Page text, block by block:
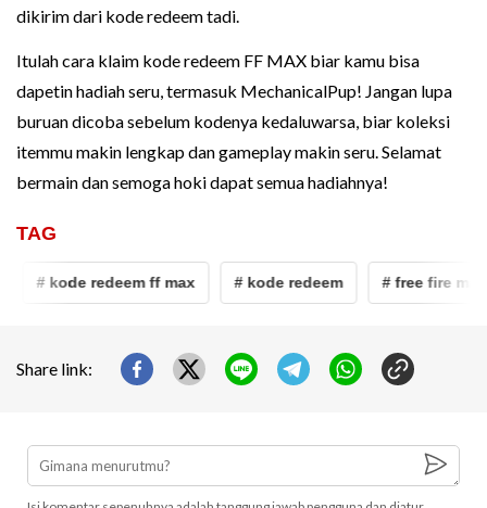
dikirim dari kode redeem tadi.
Itulah cara klaim kode redeem FF MAX biar kamu bisa
dapetin hadiah seru, termasuk MechanicalPup! Jangan lupa
buruan dicoba sebelum kodenya kedaluwarsa, biar koleksi
itemmu makin lengkap dan gameplay makin seru. Selamat
bermain dan semoga hoki dapat semua hadiahnya!
TAG
# kode redeem ff max # kode redeem # free fire max
Share link: